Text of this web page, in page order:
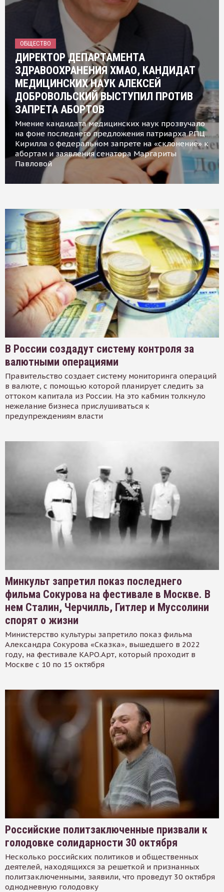
ОБЩЕСТВО
ДИРЕКТОР ДЕПАРТАМЕНТА
ЗДРАВООХРАНЕНИЯ ХМАО, КАНДИДАТ
МЕДИЦИНСКИХ НАУК АЛЕКСЕЙ
ДОБРОВОЛЬСКИЙ ВЫСТУПИЛ ПРОТИВ
ЗАПРЕТА АБОРТОВ
Мнение кандидата медицинских наук прозвучало
на фоне последнего предложения патриарха РПЦ
Кирилла о федеральном запрете на «склонение» к
абортам и заявления сенатора Маргариты
Павловой
В России создадут систему контроля за
валютными операциями
Правительство создает систему мониторинга операций
в валюте, с помощью которой планирует следить за
оттоком капитала из России. На это кабмин толкнуло
нежелание бизнеса прислушиваться к
предупреждениям власти
Минкульт запретил показ последнего
фильма Сокурова на фестивале в Москве. В
нем Сталин, Черчилль, Гитлер и Муссолини
спорят о жизни
Министерство культуры запретило показ фильма
Александра Сокурова «Сказка», вышедшего в 2022
году, на фестивале КАРО.Арт, который проходит в
Москве с 10 по 15 октября
Российские политзаключенные призвали к
голодовке солидарности 30 октября
Несколько российских политиков и общественных
деятелей, находящихся за решеткой и признанных
политзаключенными, заявили, что проведут 30 октября
однодневную голодовку